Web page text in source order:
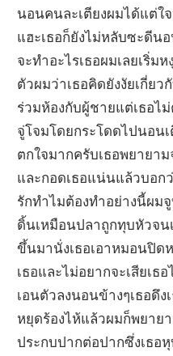
นอนคนละเตียงผมได้แต่ใ
แฮะเธอก็ยังไม่หลับซะดีน
จะทำอะไรเธอผมเลยเริ่ม
ตัวผมว่าเธอคิดยังงัยเกี่ย
ร่วมห้องกับผู้ชายแต่เธอไ
จู่โจมโดยกระโดดไปนอน
ตกใจมากครับเธอพยายา
และกอดเธอแน่นแล้วบอก
รักทำไมต้องทำอย่างนี้ผม
ดิ้นเหมือนปลาถูกทุบหัวจน
ขึ้นมานั่งเธอเอาหมอนปิด
เธอและไม่อยากจะเสียเธ
เอนตัวลงนอนข้างๆเธอดึ
หยุดร้องไห้แล้วผมก็พยาย
ประกบปากต่อปากซึ่งเธอ